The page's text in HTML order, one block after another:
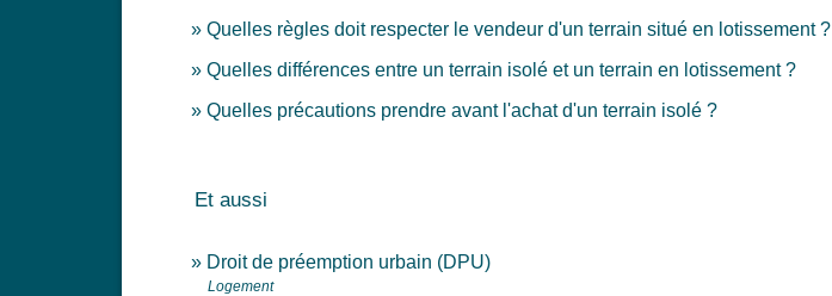
Quelles règles doit respecter le vendeur d'un terrain situé en lotissement ?
Quelles différences entre un terrain isolé et un terrain en lotissement ?
Quelles précautions prendre avant l'achat d'un terrain isolé ?
Et aussi
Droit de préemption urbain (DPU)
Logement